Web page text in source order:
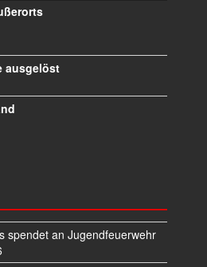
ausgelöst
spendet an Jugendfeuerwehr